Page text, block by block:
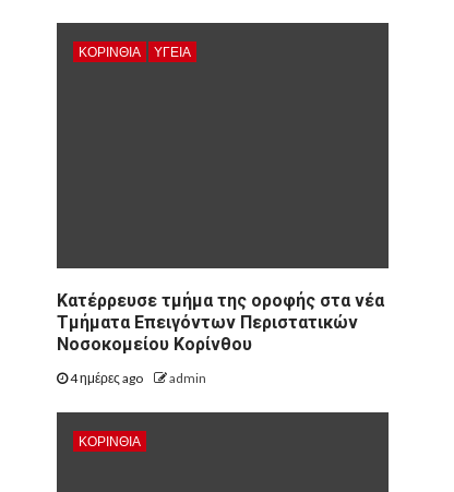
ΚΟΡΙΝΘΊΑ ΥΓΕΙΑ
Kατέρρευσε τμήμα της οροφής στα νέα
Τμήματα Επειγόντων Περιστατικών
Νοσοκομείου Κορίνθου
4 ημέρες ago admin
ΚΟΡΙΝΘΊΑ